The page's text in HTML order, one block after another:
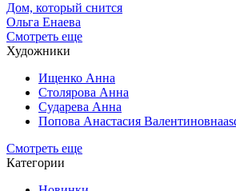
Дом, который снится
Ольга Енаева
Смотреть еще
Художники
Ищенко Анна
Столярова Анна
Сударева Анна
Попова Анастасия
Смотреть еще
Категории